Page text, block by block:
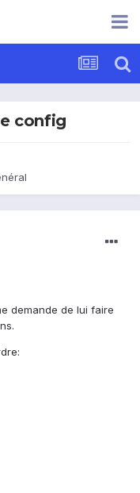
config
demande de lui faire